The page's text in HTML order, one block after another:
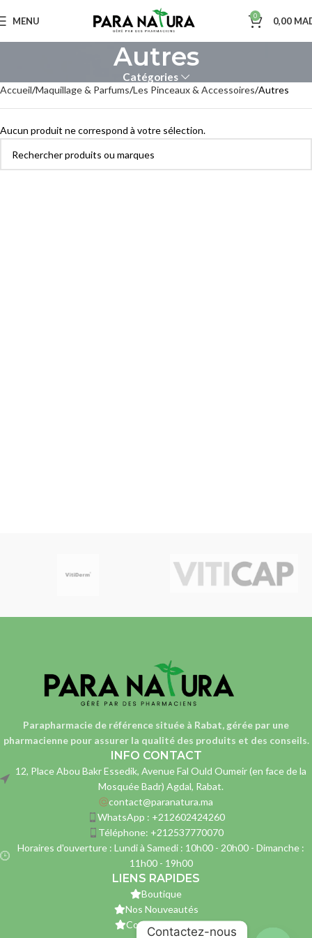
MENU 0 0,00
Autres
Catégories
Accueil Maquillage & Parfums Les Pinceaux & Accessoires Autres
Aucun produit ne correspond à votre sélection.
Parapharmacie de référence située à Rabat, gérée par une
pharmaciennepour assurer la qualité des produits et des conseils.
INFO CONTACT
12, Place Abou Bakr Essedik, Avenue Fal Ould Oumeir (en face de la
Mosquée Badr) Agdal, Rabat.
contact@paranatura.ma
WhatsApp : +212602424260
Téléphone: +212537770070
Horaires d'ouverture : Lundi à Samedi : 10h00 - 20h00 - Dimanche :
11h00 - 19h00
LIENS RAPIDES
Boutique
Nos Nouveautés
Contactez-nous
Contactez-nous